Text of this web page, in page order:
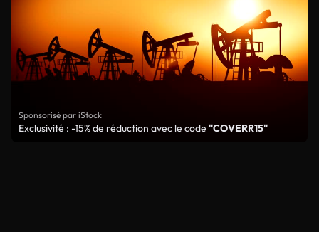
Sponsorisé par iStock
Exclusivité : -15% de réduction avec le code "COVERR15"